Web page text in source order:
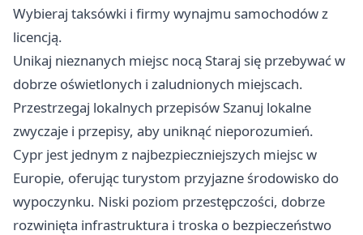
Wybieraj taksówki i firmy wynajmu samochodów z
licencją.
Unikaj nieznanych miejsc nocą Staraj się przebywać w
dobrze oświetlonych i zaludnionych miejscach.
Przestrzegaj lokalnych przepisów Szanuj lokalne
zwyczaje i przepisy, aby uniknąć nieporozumień.
Cypr jest jednym z najbezpieczniejszych miejsc w
Europie, oferując turystom przyjazne środowisko do
wypoczynku. Niski poziom przestępczości, dobrze
rozwinięta infrastruktura i troska o bezpieczeństwo